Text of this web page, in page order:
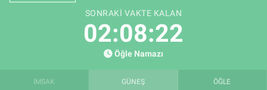
SONRAKI VAKTE KALAN
02:08:21
Öğle Namazı
İMSAK GÜNEŞ ÖĞLE